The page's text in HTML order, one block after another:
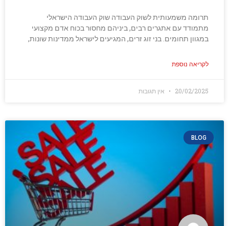
תרומה משמעותית לשוק העבודה שוק העבודה הישראלי
מתמודד עם אתגרים רבים, ביניהם מחסור בכוח אדם מקצועי
במגוון תחומים. בני זוג זרים, המגיעים לישראל ממדינות שונות,
לקריאה נוספת
20/02/2025 אין תגובות
BLOG